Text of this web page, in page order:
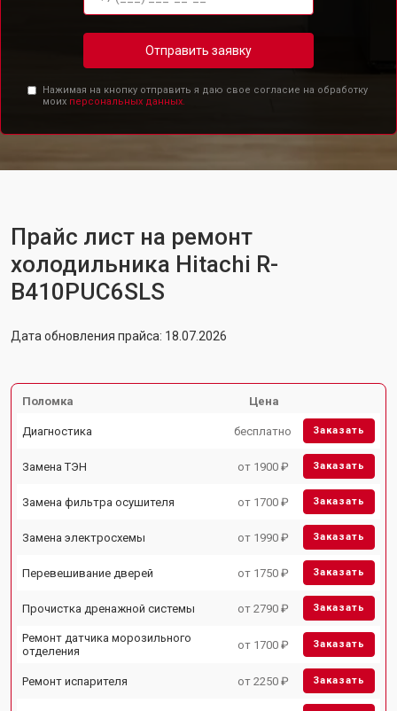
Отправить заявку
Нажимая на кнопку отправить я даю свое согласие на обработку
моих персональных данных.
Прайс лист на ремонт
холодильника Hitachi R-
B410PUC6SLS
Дата обновления прайса: 18.07.2026
Поломка Цена
Диагностика бесплатно Заказать
Замена ТЭН от 1900 ₽ Заказать
Замена фильтра осушителя от 1700 ₽ Заказать
Замена электросхемы от 1990 ₽ Заказать
Перевешивание дверей от 1750 ₽ Заказать
Прочистка дренажной системы от 2790 ₽ Заказать
Ремонт датчика морозильного
отделения
от 1700 ₽ Заказать
Ремонт испарителя от 2250 ₽ Заказать